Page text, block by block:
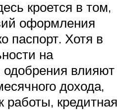
кроется в том,
оформления
паспорт. Хотя в
на
одобрения влияют
дохода,
работы, кредитная